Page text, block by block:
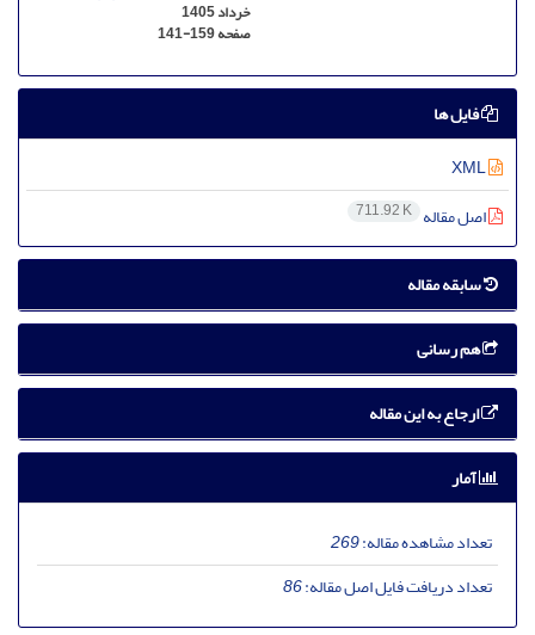
خرداد 1405
صفحه141-159
فایل ها
اصل مقاله 711.92 K
سابقه مقاله
هم رسانی
ارجاع به این مقاله
آمار
تعداد مشاهده مقاله:269
تعداد دریافت فایل اصل مقاله:86